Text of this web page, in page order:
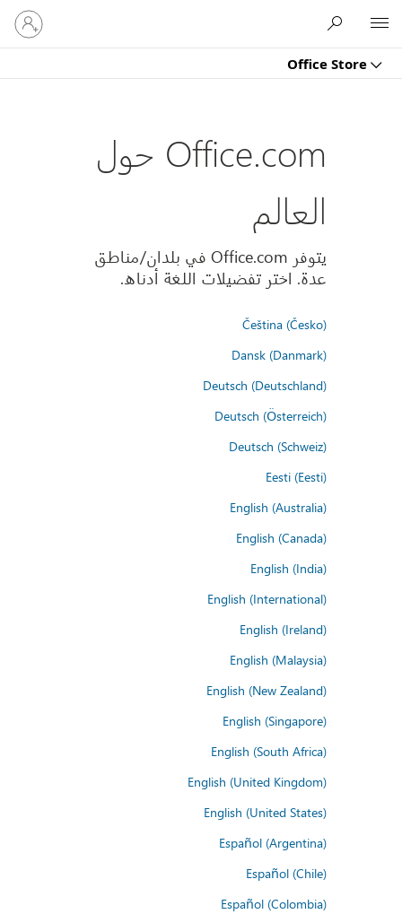
Office Store
تسجيل
الدخول
إلى
Office.com حول
العالم
يتوفر Office.com في بلدان/مناطق
عدة. اختر تفضيلات اللغة أدناه.
Čeština (Česko)
Dansk (Danmark)
Deutsch (Deutschland)
Deutsch (Österreich)
Deutsch (Schweiz)
Eesti (Eesti)
English (Australia)
English (Canada)
English (India)
English (International)
English (Ireland)
English (Malaysia)
English (New Zealand)
English (Singapore)
English (South Africa)
English (United Kingdom)
English (United States)
Español (Argentina)
Español (Chile)
Español (Colombia)